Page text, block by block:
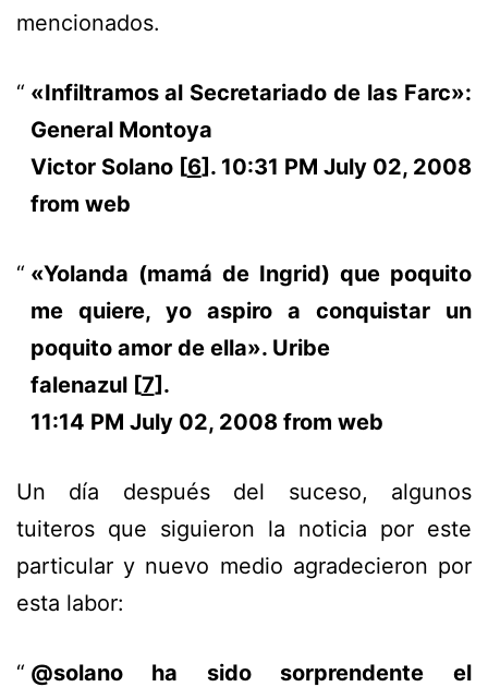
mencionados.
«Infiltramos al Secretariado de las Farc»:
General Montoya
Victor Solano [6].10:31 PM July 02, 2008
from web
«Yolanda (mamá de Ingrid) que poquito
me quiere, yo aspiro a conquistar un
poquito amor de ella». Uribe
falenazul [7].
11:14 PM July 02, 2008 from web
Un día después del suceso, algunos
tuiteros que siguieron la noticia por este
particular y nuevo medio agradecieron por
esta labor:
@solano ha sido sorprendente el